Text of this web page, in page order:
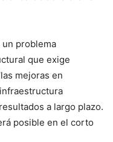
un problema
que exige
mejoras en
a largo plazo.
posible en el corto